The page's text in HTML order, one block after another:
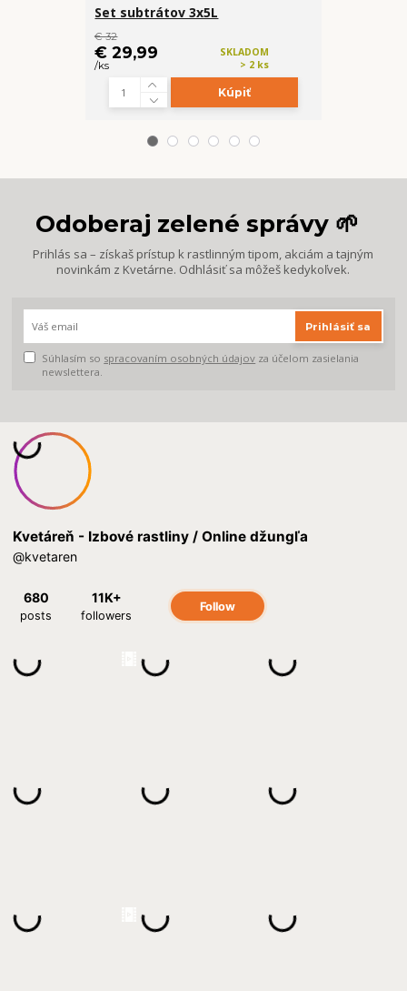
Set subtrátov 3x5L
€ 32
€ 29,99
/ks
SKLADOM
> 2 ks
Kúpiť
Odoberaj zelené správy 🌱
Prihlás sa – získaš prístup k rastlinným tipom, akciám a tajným
novinkám z Kvetárne. Odhlásiť sa môžeš kedykoľvek.
Prihlásiť sa
Súhlasím so spracovaním osobných údajov za účelom zasielania
newslettera.